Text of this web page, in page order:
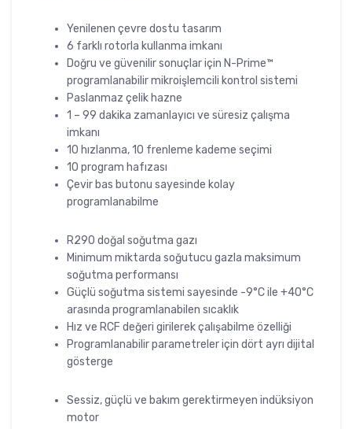
Yenilenen çevre dostu tasarım
6 farklı rotorla kullanma imkanı
Doğru ve güvenilir sonuçlar için N-Prime™
programlanabilir mikroişlemcili kontrol sistemi
Paslanmaz çelik hazne
1 – 99 dakika zamanlayıcı ve süresiz çalışma
imkanı
10 hızlanma, 10 frenleme kademe seçimi
10 program hafızası
Çevir bas butonu sayesinde kolay
programlanabilme
R290 doğal soğutma gazı
Minimum miktarda soğutucu gazla maksimum
soğutma performansı
Güçlü soğutma sistemi sayesinde -9°C ile +40°C
arasında programlanabilen sıcaklık
Hız ve RCF değeri girilerek çalışabilme özelliği
Programlanabilir parametreler için dört ayrı dijital
gösterge
Sessiz, güçlü ve bakım gerektirmeyen indüksiyon
motor